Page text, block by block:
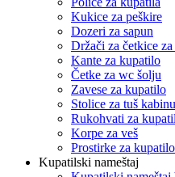
Kukice za peškire
Dozeri za sapun
Držači za četkice za
Kante za kupatilo
Četke za wc šolju
Zavese za kupatilo
Stolice za tuš
Rukohvati za
Korpe za veš
Prostirke za
Kupatilski nameštaj